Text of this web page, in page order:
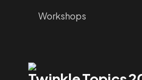
Workshops